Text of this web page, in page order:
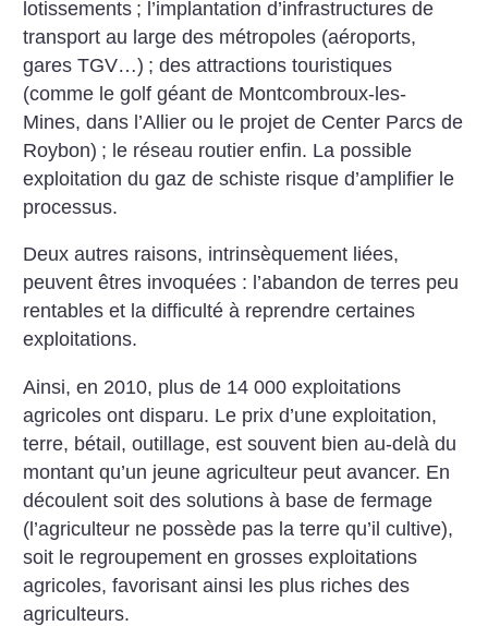
lotissements ; l’implantation d’infrastructures de
transport au large des métropoles (aéroports,
gares TGV…) ; des attractions touristiques
(comme le golf géant de Montcombroux-les-
Mines, dans l’Allier ou le projet de Center Parcs de
Roybon) ; le réseau routier enfin. La possible
exploitation du gaz de schiste risque d’amplifier le
processus.
Deux autres raisons, intrinsèquement liées,
peuvent êtres invoquées : l’abandon de terres peu
rentables et la difficulté à reprendre certaines
exploitations.
Ainsi, en 2010, plus de 14 000 exploitations
agricoles ont disparu. Le prix d’une exploitation,
terre, bétail, outillage, est souvent bien au-delà du
montant qu’un jeune agriculteur peut avancer. En
découlent soit des solutions à base de fermage
(l’agriculteur ne possède pas la terre qu’il cultive),
soit le regroupement en grosses exploitations
agricoles, favorisant ainsi les plus riches des
agriculteurs.